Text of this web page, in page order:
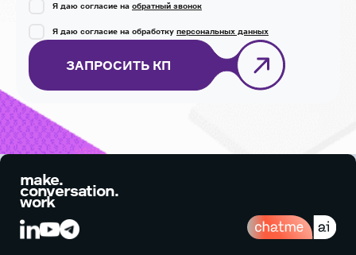
Я даю согласие на обратный звонок
Я даю согласие на обработку персональных данных
ЗАПРОСИТЬ КП
make.
conversation.
work